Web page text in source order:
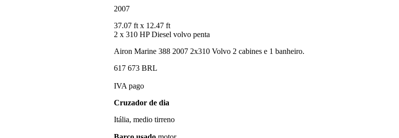
2007
37.07 ft x 12.47 ft
2 x 310 HP Diesel volvo penta
Airon Marine 388 2007 2x310 Volvo 2 cabines e 1 banheiro.
617 673 BRL
IVA pago
Cruzador de dia
Itália, medio tirreno